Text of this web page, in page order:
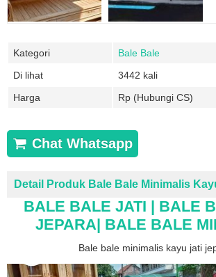
Kategori
Bale Bale
Di lihat
3442 kali
Harga
Rp (Hubungi CS)
Chat Whatsapp
Detail Produk Bale Bale Minimalis
BALE BALE JATI | BALE
JEPARA| BALE BALE
Bale bale minimalis kayu jati